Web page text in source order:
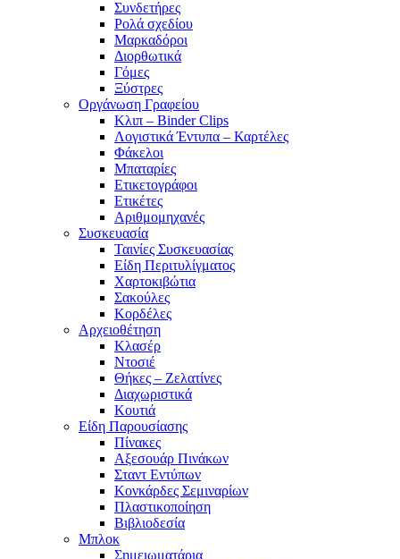
Συνδετήρες
Ρολά σχεδίου
Μαρκαδόροι
Διορθωτικά
Γόμες
Ξύστρες
Οργάνωση Γραφείου
Κλιπ – Binder Clips
Λογιστικά Έντυπα – Καρτέλες
Φάκελοι
Μπαταρίες
Ετικετογράφοι
Ετικέτες
Αριθμομηχανές
Συσκευασία
Ταινίες Συσκευασίας
Είδη Περιτυλίγματος
Χαρτοκιβώτια
Σακούλες
Κορδέλες
Αρχειοθέτηση
Κλασέρ
Ντοσιέ
Θήκες – Ζελατίνες
Διαχωριστικά
Κουτιά
Είδη Παρουσίασης
Πίνακες
Αξεσουάρ Πινάκων
Σταντ Εντύπων
Κονκάρδες Σεμιναρίων
Πλαστικοποίηση
Βιβλιοδεσία
Μπλοκ
Σημειωματάρια